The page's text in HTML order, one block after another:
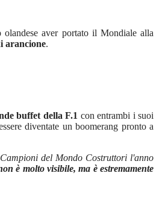
aver portato il Mondiale alla
arancione.
buffet della F.1 con entrambi i suoi
diventate un boomerang pronto a
del Mondo Costruttori l'anno
è molto visibile, ma è estremamente